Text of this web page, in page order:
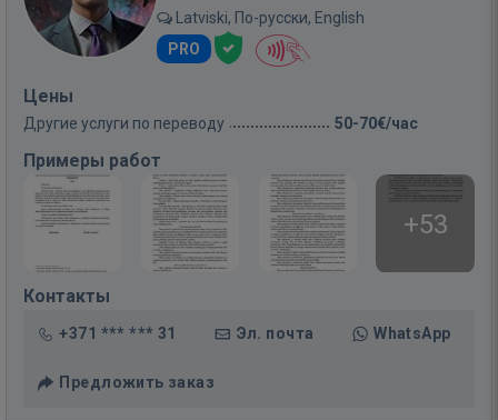
Latviski, По-русски, English
PRO
Цены
Другие услуги по переводу 50-70€/час
Примеры работ
+53
Контакты
+371 *** *** 31 Эл. почта WhatsApp
Предложить заказ